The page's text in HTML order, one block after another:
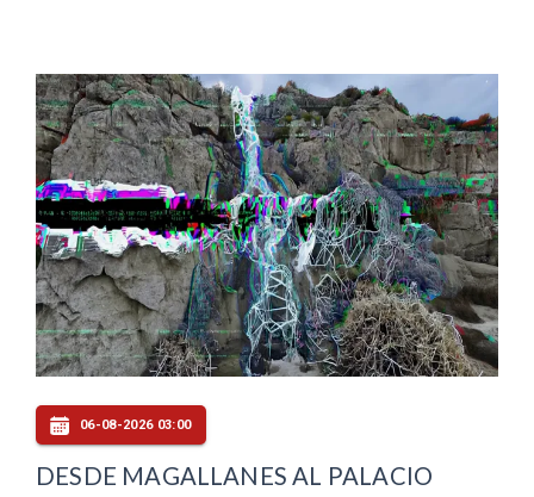
06-08-2026 03:00
DESDE MAGALLANES AL PALACIO